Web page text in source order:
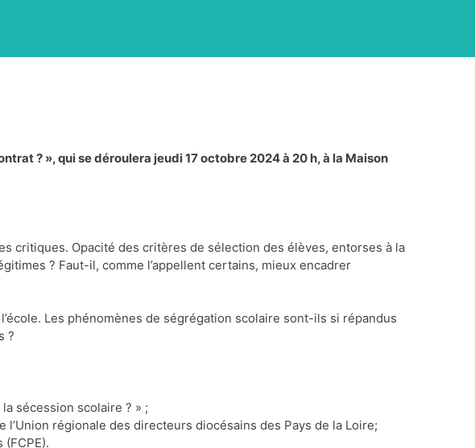
? », qui se déroulera jeudi 17 octobre 2024 à 20 h, à la Maison
critiques. Opacité des critères de sélection des élèves, entorses à la
? Faut-il, comme l’appellent certains, mieux encadrer
Les phénomènes de ségrégation scolaire sont-ils si répandus
?
sécession scolaire ? » ;
régionale des directeurs diocésains des Pays de la Loire;